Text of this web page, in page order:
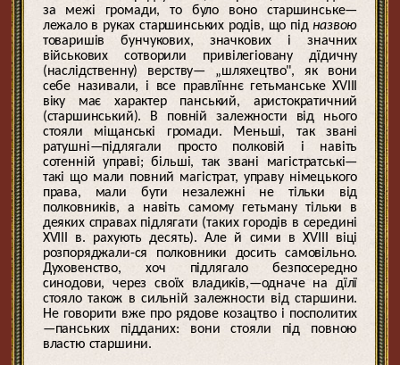
за межі громади, то було воно старшинське—
лежало в руках старшинських родів, що під назвою
товаришів бунчукових, значкових і значних
військових сотворили привілегіовану дїдичну
(наслідственну) верству— „шляхецтво", як вони
себе називали, і все правлїннє гетьманське XVIII
віку має характер панський, аристократичний
(старшинський). В повній залежности від нього
стояли міщанські громади. Меньші, так звані
ратушні—підлягали просто полковій і навіть
сотенній управі; більші, так звані магістратські—
такі що мали повний магістрат, управу німецького
права, мали бути незалежні не тільки від
полковників, а навіть самому гетьману тільки в
деяких справах підлягати (таких городів в середині
XVIII в. рахують десять). Але й сими в XVIII віці
розпоряджали-ся полковники досить самовільно.
Духовенство, хоч підлягало безпосередно
синодови, через своїх владиків,—одначе на дїлї
стояло також в сильній залежности від старшини.
Не говорити вже про рядове козацтво і посполитих
—панських підданих: вони стояли під повною
властю старшини.